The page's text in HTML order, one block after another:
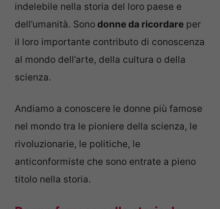
indelebile nella storia del loro paese e
dell’umanità. Sono donne da ricordare per
il loro importante contributo di conoscenza
al mondo dell’arte, della cultura o della
scienza.
Andiamo a conoscere le donne più famose
nel mondo tra le pioniere della scienza, le
rivoluzionarie, le politiche, le
anticonformiste che sono entrate a pieno
titolo nella storia.